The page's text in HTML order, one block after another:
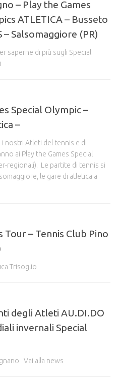
– Play the Games
ATLETICA – Busseto
– Salsomaggiore (PR)
saperne di più sugli Special
Special Olympic –
–
i nostri Atleti del tennis e di
ai Play the Games Special
regionali). Le partite di tennis si
le gare di atletica a
Tour – Tennis Club Pino
Trisoglio
degli Atleti AU.DI.DO
invernali Special
Vai alla news